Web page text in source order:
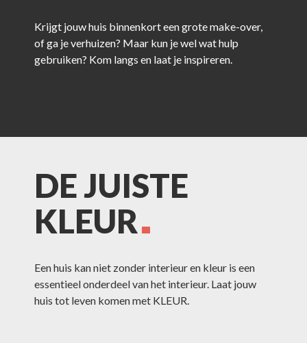
Krijgt jouw huis binnenkort een grote make-over,
of ga je verhuizen? Maar kun je wel wat hulp
gebruiken? Kom langs en laat je inspireren.
DE JUISTE
KLEUR
Een huis kan niet zonder interieur en kleur is een
essentieel onderdeel van het interieur. Laat jouw
huis tot leven komen met KLEUR.